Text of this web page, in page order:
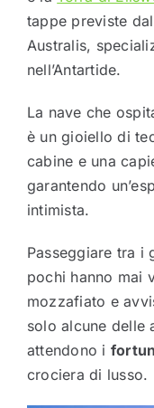
tappe previste
Australis,
nell’Antartide.
La nave che
è un gioiello di
cabine e una
garantendo
intimista.
Passeggiare tra i
pochi hanno mai
mozzafiato e
solo alcune delle
attendono i
crociera di lusso.